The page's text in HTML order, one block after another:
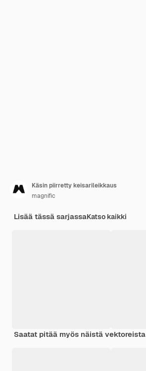
Käsin piirretty keisarileikkaus
magnific
Lisää tässä sarjassaKatso kaikki
Saatat pitää myös näistä vektoreista